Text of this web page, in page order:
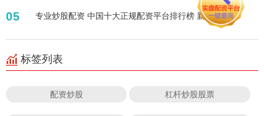
05 专业炒股配资 中国十大正规配资平台排行榜 新推荐
标签列表
配资炒股 杠杆炒股股票